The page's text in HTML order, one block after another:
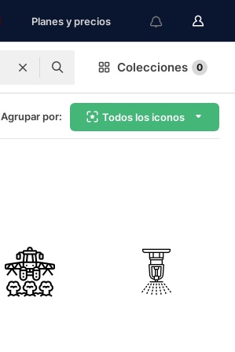
Planes y precios
Colecciones 0
Agrupar por: Todos los iconos